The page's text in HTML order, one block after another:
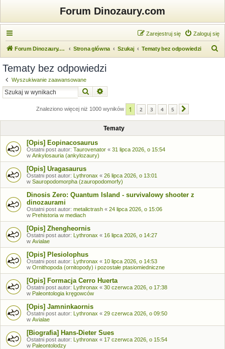
Forum Dinozaury.com
Zaloguj się
Zarejestruj się
Forum Dinozaury.com Strona główna Szukaj Tematy bez odpowiedzi
Tematy bez odpowiedzi
Wyszukiwanie zaawansowane
Szukaj
Znaleziono więcej niż 1000 wyników 1 2 3 4 5
Tematy
[Opis] Eopinacosaurus
Ostatni post autor: Taurovenator « 31 lipca 2026, o 15:54
w Ankylosauria (ankylozaury)
[Opis] Uragasaurus
Ostatni post autor: Lythronax « 26 lipca 2026, o 13:01
w Sauropodomorpha (zauropodomorfy)
Dinosis Zero: Quantum Island - survivalowy shooter z
dinozaurami
Ostatni post autor: metalictrash « 24 lipca 2026, o 15:06
w Prehistoria w mediach
[Opis] Zhengheornis
Ostatni post autor: Lythronax « 16 lipca 2026, o 14:27
w Avialae
[Opis] Plesiolophus
Ostatni post autor: Lythronax « 10 lipca 2026, o 14:53
w Ornithopoda (ornitopody) i pozostałe ptasiomiedniczne
[Opis] Formacja Cerro Huerta
Ostatni post autor: Lythronax « 30 czerwca 2026, o 17:38
w Paleontologia kręgowców
[Opis] Jamninkaornis
Ostatni post autor: Lythronax « 29 czerwca 2026, o 09:50
w Avialae
[Biografia] Hans-Dieter Sues
Ostatni post autor: Lythronax « 17 czerwca 2026, o 15:54
w Paleontolodzy